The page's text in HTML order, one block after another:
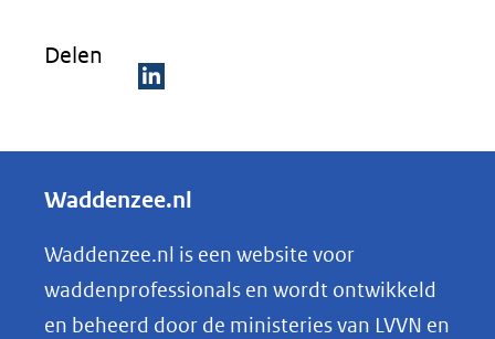
Delen
e
e
n
o
p
Waddenzee.nl
Waddenzee.nl is een website voor
waddenprofessionals en wordt ontwikkeld
en beheerd door de ministeries van LVVN en